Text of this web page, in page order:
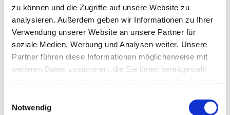
zu können und die Zugriffe auf unsere Website zu
analysieren. Außerdem geben wir Informationen zu Ihrer
Verwendung unserer Website an unsere Partner für
soziale Medien, Werbung und Analysen weiter. Unsere
Partner führen diese Informationen möglicherweise mit
weiteren Daten zusammen, die Sie ihnen bereitgestellt
Notwendig
Dies könnte Sie auch
interessieren